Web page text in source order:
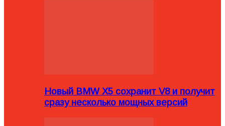
Новый BMW X5 сохранит V8 и получит
сразу несколько мощных версий